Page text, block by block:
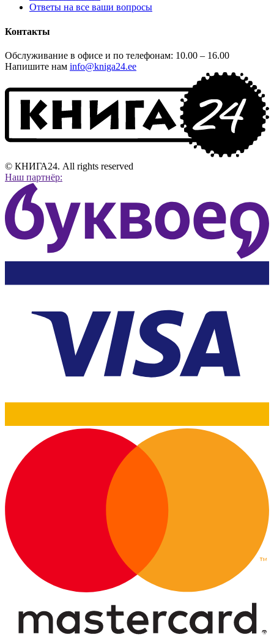
Ответы на все ваши вопросы
Контакты
Обслуживание в офисе и по телефонам: 10.00 – 16.00
Напишите нам info@kniga24.ee
© КНИГА24. All rights reserved
Наш партнёр: